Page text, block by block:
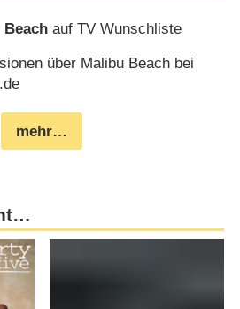
Beach auf TV Wunschliste
über Malibu Beach bei
mehr…